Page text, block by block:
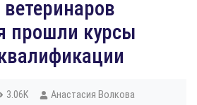
прошли курсы
3.06K Анастасия Волкова